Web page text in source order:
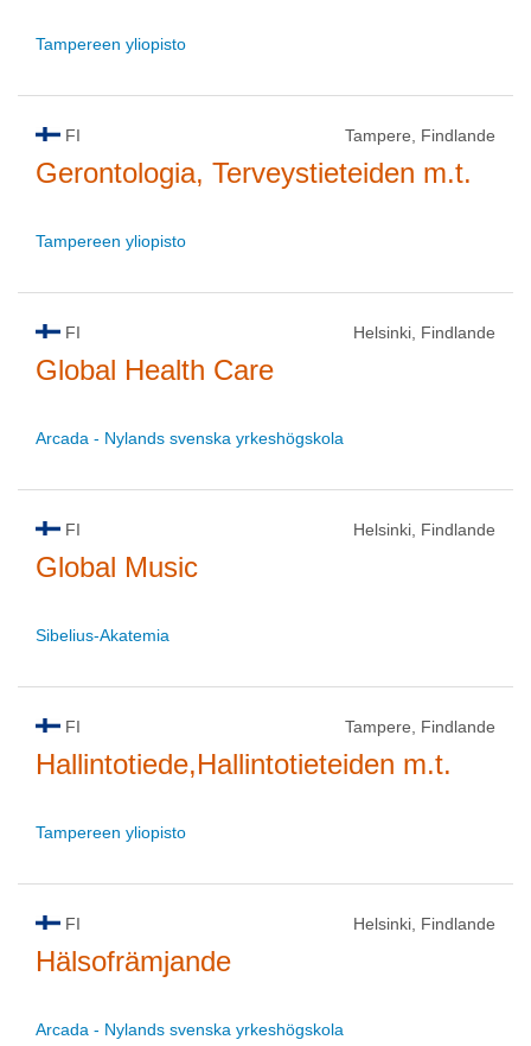
Tampereen yliopisto
FI Tampere, Findlande
Gerontologia, Terveystieteiden m.t.
Tampereen yliopisto
FI Helsinki, Findlande
Global Health Care
Arcada - Nylands svenska yrkeshögskola
FI Helsinki, Findlande
Global Music
Sibelius-Akatemia
FI Tampere, Findlande
Hallintotiede,Hallintotieteiden m.t.
Tampereen yliopisto
FI Helsinki, Findlande
Hälsofrämjande
Arcada - Nylands svenska yrkeshögskola